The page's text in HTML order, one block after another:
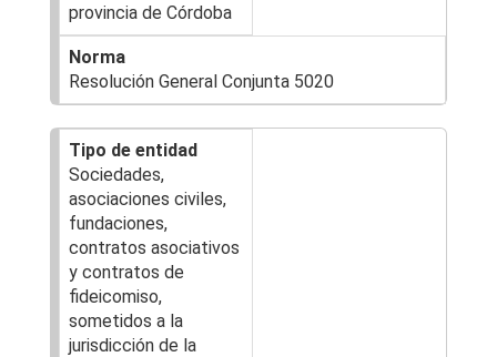
provincia de Córdoba
Resolución General Conjunta 5020
Sociedades,
asociaciones civiles,
fundaciones,
contratos asociativos
y contratos de
fideicomiso,
sometidos a la
jurisdicción de la